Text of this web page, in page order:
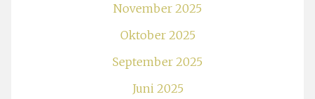
November 2025
Oktober 2025
September 2025
Juni 2025